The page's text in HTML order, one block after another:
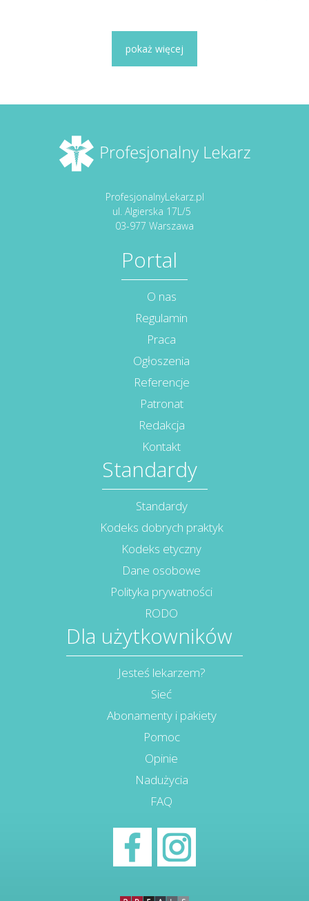
pokaż więcej
ProfesjonalnyLekarz.pl
ul. Algierska 17L/5
03-977 Warszawa
Portal
O nas
Regulamin
Praca
Ogłoszenia
Referencje
Patronat
Redakcja
Kontakt
Standardy
Standardy
Kodeks dobrych praktyk
Kodeks etyczny
Dane osobowe
Polityka prywatności
RODO
Dla użytkowników
Jesteś lekarzem?
Sieć
Abonamenty i pakiety
Pomoc
Opinie
Nadużycia
FAQ